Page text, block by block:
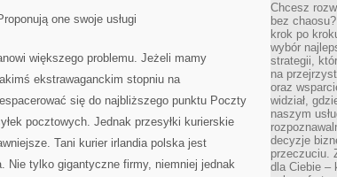
one swoje usługi
większego problemu. Jeżeli mamy
ekstrawaganckim stopniu na
się do najbliższego punktu Poczty
pocztowych. Jednak przesyłki kurierskie
Tani kurier irlandia polska jest
Nie tylko gigantyczne firmy, niemniej jednak
Chcesz
bez
krok po
wybór
strategii,
na
oraz
widział,
naszym
decyzje
przeczuciu.
dla Ciebie –